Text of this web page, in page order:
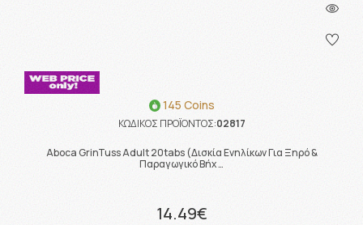
145 Coins
ΚΩΔΙΚΟΣ ΠΡΟΪΟΝΤΟΣ:02817
Aboca GrinTuss Adult 20tabs (Δισκία Ενηλίκων Για Ξηρό &
Παραγωγικό Βήχ …
14.49€